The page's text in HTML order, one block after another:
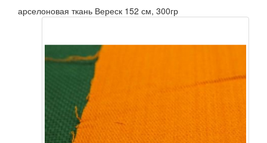
арселоновая ткань Вереск 152 см, 300гр